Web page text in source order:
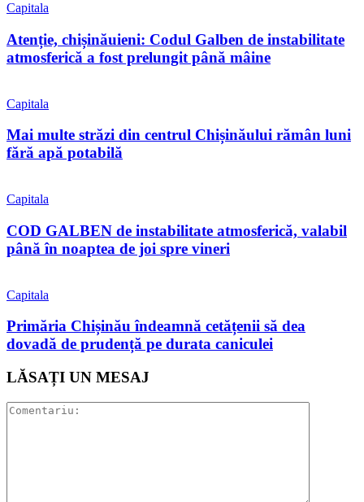
Capitala
Atenție, chișinăuieni: Codul Galben de instabilitate
atmosferică a fost prelungit până mâine
Capitala
Mai multe străzi din centrul Chișinăului rămân luni
fără apă potabilă
Capitala
COD GALBEN de instabilitate atmosferică, valabil
până în noaptea de joi spre vineri
Capitala
Primăria Chișinău îndeamnă cetățenii să dea
dovadă de prudență pe durata caniculei
LĂSAȚI UN MESAJ